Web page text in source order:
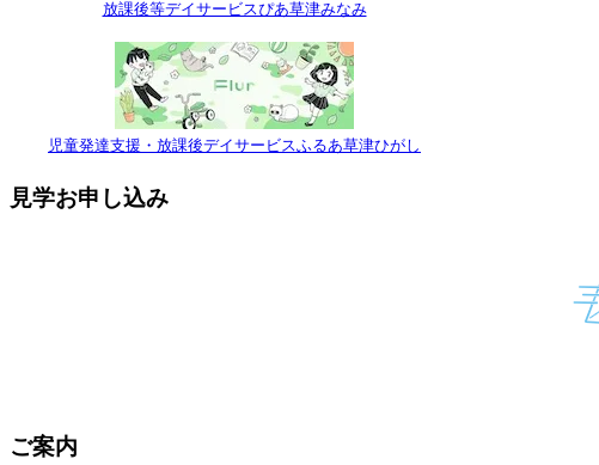
放課後等デイサービスぴあ草津みなみ
児童発達支援・放課後デイサービスふるあ草津ひがし
見学お申し込み
ご案内